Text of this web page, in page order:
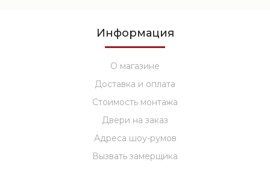
Информация
О магазине
Доставка и оплата
Стоимость монтажа
Двери на заказ
Адреса шоу-румов
Вызвать замерщика